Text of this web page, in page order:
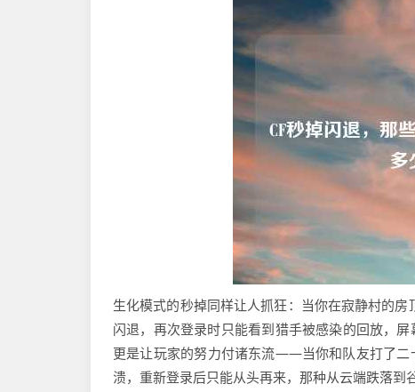
生化模式的秒掉同样让人抓狂：当你在寂静村的
闪退，再次登录时只能看到猎手被感染的回放，屏
更是让玩家的努力付诸东流——当你和队友打了二
溃，重新登录后只能从头再来，那种从云端跌落到